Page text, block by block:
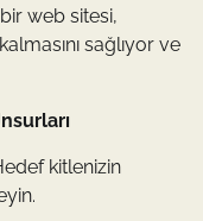
bir web sitesi,
sağlıyor ve
kitlenizin